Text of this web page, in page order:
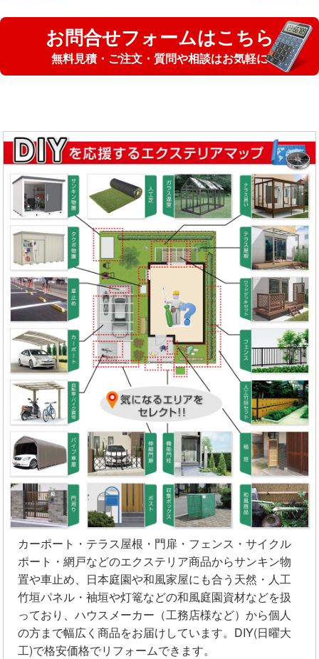
お問合せフォームはこちら
無料見積・ご注文・質問や相談はお気軽に
カーポート・テラス屋根・門扉・フェンス・サイクル
ポート・網戸などのエクステリア商品からサンキン物
置や車止め、日本庭園や和風家屋にも合う天然・人工
竹垣パネル・袖垣や灯篭などの和風庭園資材などを扱
っており、ハウスメーカー（工務店様など）から個人
の方まで幅広く商品をお届けしています。DIY(日曜大
工)で格安価格でリフォームできます。